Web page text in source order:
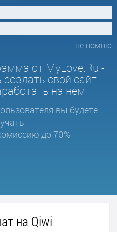
не помню
от MyLove.Ru -
свой сайт
на нём
вы будете
до 70%
на Qiwi